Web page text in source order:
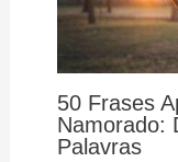
50 Frases
Namorado:
Palavras